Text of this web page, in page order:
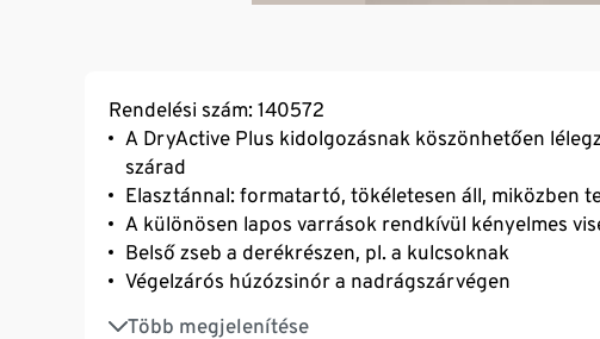
Rendelési szám: 140572
A DryActive Plus kidolgozásnak köszönhetően
szárad
Elasztánnal: formatartó, tökéletesen áll, miközben
A különösen lapos varrások rendkívül kényelmes
Belső zseb a derékrészen, pl. a kulcsoknak
Végelzárós húzózsinór a nadrágszárvégen
Több megjelenítése
Ideális wellnesshez, jógához, fitneszhez és egyéb